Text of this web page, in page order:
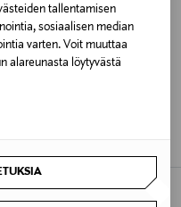
tallentamisen
sosiaalisen median
varten. Voit muuttaa
alareunasta löytyvästä